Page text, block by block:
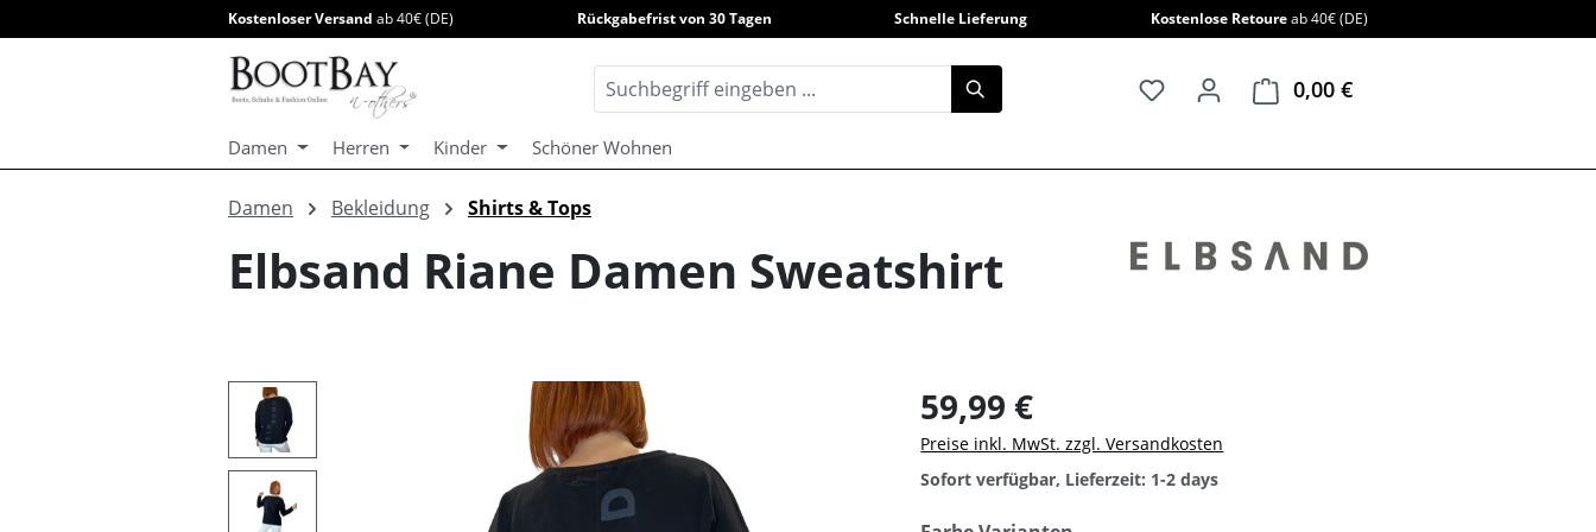
Zur Hauptnavigation springen
Kostenloser Versand ab 40€ (DE) Rückgabefrist von 30 Tagen Schnelle Lieferung Kostenlose Retoureab 40€ (DE)
0,00 €Warenkorb enthält 0
Damen Herren Kinder Schöner Wohnen
Damen Bekleidung Shirts & Tops
Elbsand Riane Damen Sweatshirt
Bildergalerie überspringen 59,99 €
Preise inkl. MwSt. zzgl. Versandkosten
Sofort verfügbar, Lieferzeit: 1-2 days